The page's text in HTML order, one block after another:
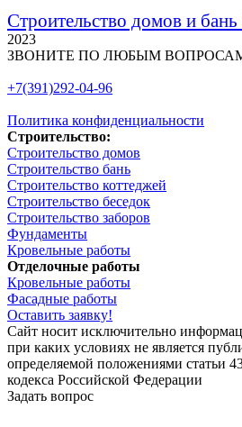
Строительство домов и
2023
ЗВОНИТЕ ПО ЛЮБЫМ
+7(391)292-04-96
Политика конфиденциальности
Строительство:
Строительство домов
Строительство бань
Строительство коттеджей
Строительство беседок
Строительство заборов
Фундаменты
Кровельные работы
Отделочные работы
Кровельные работы
Фасадные работы
Оставить заявку!
Сайт носит исключительно
при каких условиях не является
определяемой положениями статьи
кодекса Российской Федерации
Задать вопрос